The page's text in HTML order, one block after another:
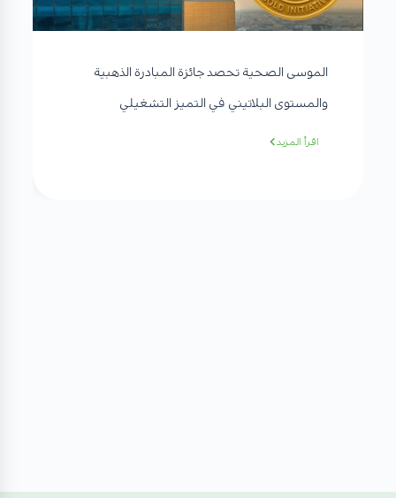
الموسى الصحية تحصد جائزة المبادرة الذهبية
والمستوى البلاتيني في التميز التشغيلي
اقرأ المزيد